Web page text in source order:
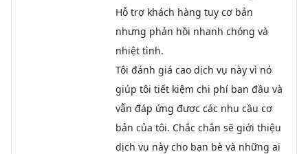
Hỗ trợ khách hàng tuy cơ bản
nhưng phản hồi nhanh chóng và
nhiệt tình.
Tôi đánh giá cao dịch vụ này vì nó
giúp tôi tiết kiệm chi phí ban đầu và
vẫn đáp ứng được các nhu cầu cơ
bản của tôi. Chắc chắn sẽ giới thiệu
dịch vụ này cho bạn bè và những ai